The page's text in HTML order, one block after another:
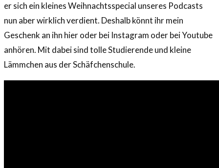
er sich ein kleines Weihnachtsspecial unseres Podcasts
nun aber wirklich verdient. Deshalb könnt ihr mein
Geschenk an ihn hier oder bei Instagram oder bei Youtube
anhören. Mit dabei sind tolle Studierende und kleine
Lämmchen aus der Schäfchenschule.